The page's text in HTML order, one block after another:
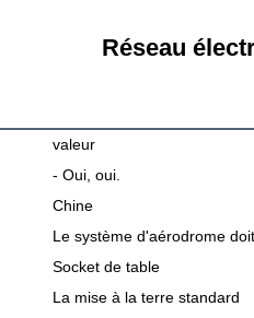
Réseau
valeur
- Oui, oui.
Chine
Le système d'aérodrome
Socket de table
La mise à la terre standard